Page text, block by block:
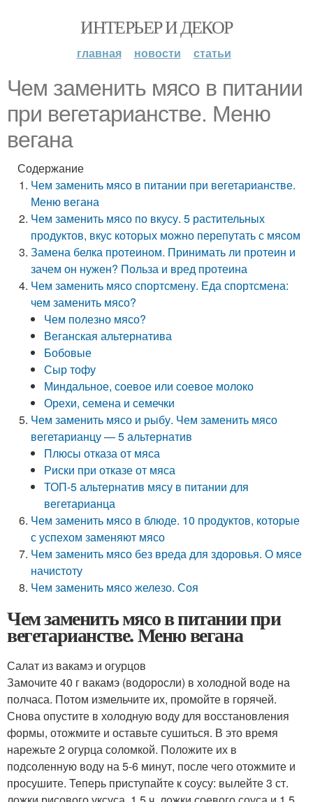
ИНТЕРЬЕР И ДЕКОР
главная новости статьи
Чем заменить мясо в питании
при вегетарианстве. Меню
вегана
Содержание
Чем заменить мясо в питании при вегетарианстве.
Меню вегана
Чем заменить мясо по вкусу. 5 растительных
продуктов, вкус которых можно перепутать с мясом
Замена белка протеином. Принимать ли протеин и
зачем он нужен? Польза и вред протеина
Чем заменить мясо спортсмену. Еда спортсмена:
чем заменить мясо?
Чем полезно мясо?
Веганская альтернатива
Бобовые
Сыр тофу
Миндальное, соевое или соевое молоко
Орехи, семена и семечки
Чем заменить мясо и рыбу. Чем заменить мясо
вегетарианцу — 5 альтернатив
Плюсы отказа от мяса
Риски при отказе от мяса
ТОП-5 альтернатив мясу в питании для
вегетарианца
Чем заменить мясо в блюде. 10 продуктов, которые
с успехом заменяют мясо
Чем заменить мясо без вреда для здоровья. О мясе
начистоту
Чем заменить мясо железо. Соя
Чем заменить мясо в питании при
вегетарианстве. Меню вегана
Салат из вакамэ и огурцов
Замочите 40 г вакамэ (водоросли) в холодной воде на
полчаса. Потом измельчите их, промойте в горячей.
Снова опустите в холодную воду для восстановления
формы, отожмите и оставьте сушиться. В это время
нарежьте 2 огурца соломкой. Положите их в
подсоленную воду на 5-6 минут, после чего отожмите и
просушите. Теперь приступайте к соусу: вылейте 3 ст.